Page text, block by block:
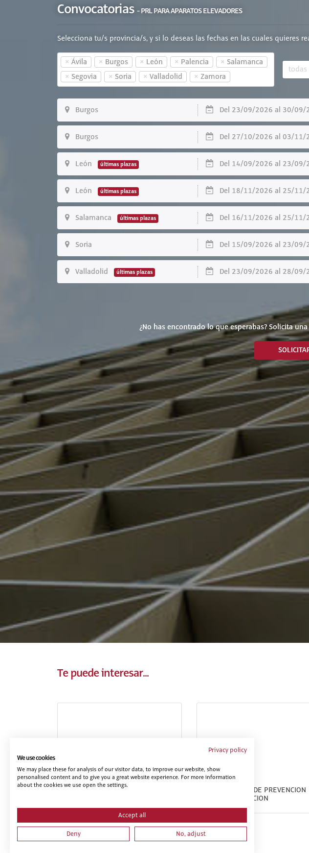
Convocatorias - PRL PARA APARATOS ELEVADORES
Selecciona tu/s provincia/s, y si lo deseas las fechas en las cuales quieres
× Ávila × Burgos × León × Palencia × Salamanca
× Segovia × Soria × Valladolid × Zamora
Burgos Del 23/09/2026 al 30/09/
Burgos Del 27/10/2026 al 03/11/
León últimas plazas Del 14/09/2026 al 23/09/
León últimas plazas Del 18/11/2026 al 25/11/
Salamanca últimas plazas Del 16/11/2026 al 25/11/
Soria Del 15/09/2026 al 23/09/
Valladolid últimas plazas Del 23/09/2026 al 28/09/
¿No has encontrado lo que esperabas? Solicita
Te puede interesar...
PRL PARA TRABAJOS DE
MANTENIMIENTO DE
INSTALACIONES DE ALTA Y BAJA
TENSIÓN
NIVEL BASICO DE PREVENCION
EN CONSTRUCCION
Privacy policy
We use cookies
We may place these for analysis of our visitor data, to improve our website, show
personalised content and to give you a great website experience. For more information
about the cookies we use open the settings.
Accept all
Deny No, adjust